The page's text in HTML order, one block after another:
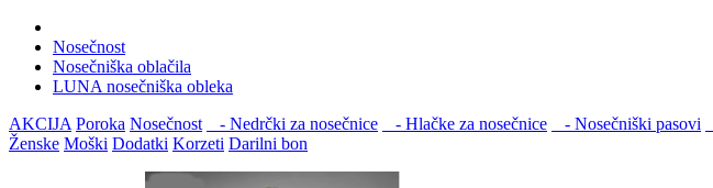
Nosečnost
Nosečniška oblačila
LUNA nosečniška obleka
AKCIJA Poroka Nosečnost - Nedrčki za nosečnice - Hlačke za nosečnice - Nosečniški pasovi
Ženske Moški Dodatki Korzeti Darilni bon